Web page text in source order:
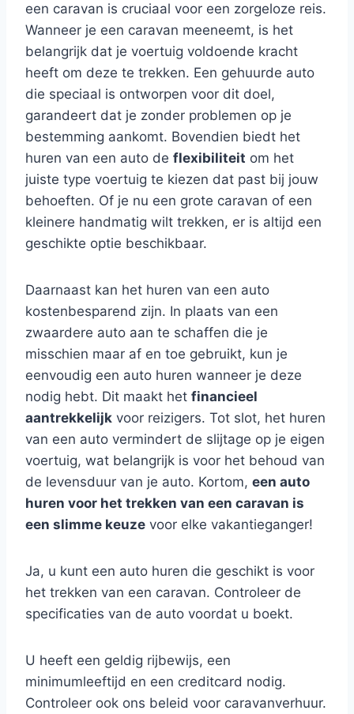
een caravan is cruciaal voor een zorgeloze reis.
Wanneer je een caravan meeneemt, is het
belangrijk dat je voertuig voldoende kracht
heeft om deze te trekken. Een gehuurde auto
die speciaal is ontworpen voor dit doel,
garandeert dat je zonder problemen op je
bestemming aankomt. Bovendien biedt het
huren van een auto de flexibiliteit om het
juiste type voertuig te kiezen dat past bij jouw
behoeften. Of je nu een grote caravan of een
kleinere handmatig wilt trekken, er is altijd een
geschikte optie beschikbaar.
Daarnaast kan het huren van een auto
kostenbesparend zijn. In plaats van een
zwaardere auto aan te schaffen die je
misschien maar af en toe gebruikt, kun je
eenvoudig een auto huren wanneer je deze
nodig hebt. Dit maakt het financieel
aantrekkelijk voor reizigers. Tot slot, het huren
van een auto vermindert de slijtage op je eigen
voertuig, wat belangrijk is voor het behoud van
de levensduur van je auto. Kortom, een auto
huren voor het trekken van een caravan is
een slimme keuze voor elke vakantieganger!
Ja, u kunt een auto huren die geschikt is voor
het trekken van een caravan. Controleer de
specificaties van de auto voordat u boekt.
U heeft een geldig rijbewijs, een
minimumleeftijd en een creditcard nodig.
Controleer ook ons beleid voor caravanverhuur.